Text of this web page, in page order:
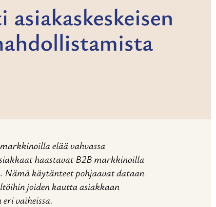
elää vahvassa
haastavat B2B markkinoilla
käytänteet pohjaavat dataan
joiden kautta asiakkaan
vaiheissa.